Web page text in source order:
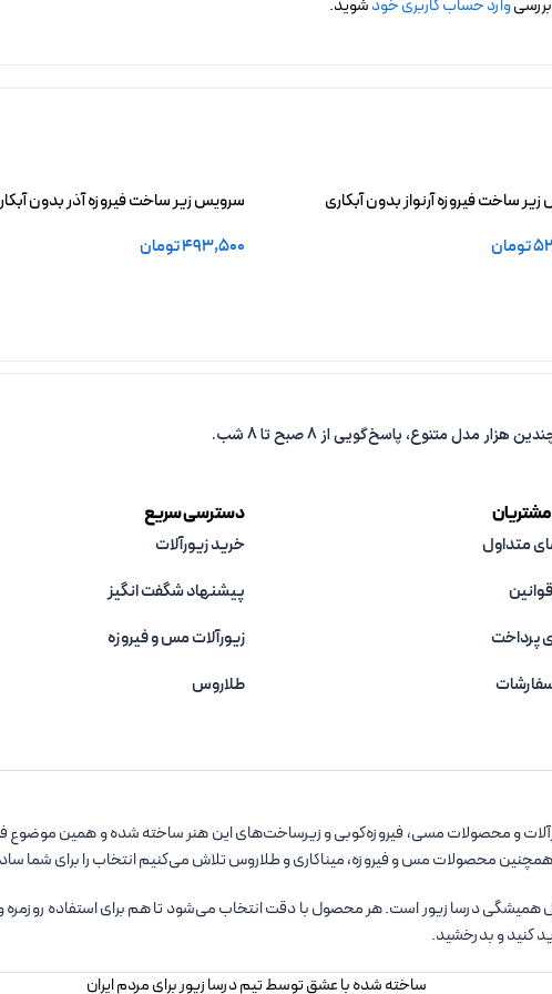
وارد حساب کاربری خودشوید.
ساخت فیروزه آرنواز بدون آبکاری
تومان
سرویس زیر ساخت فیروزه آذر بدون
493,500تومان
متداول
پرداخت
دسترسی سریع
خرید زیورآلات
پیشنهاد شگفت انگیز
زیورآلات مس و فیروزه‌
طلاروس
و محصولات مسی، فیروزه‌کوبی و زیرساخت‌های این هنر ساخته شده و همین موضوع
و همچنین محصولات مس و فیروزه، میناکاری و طلاروس تلاش می‌کنیم انتخاب را برای شما
درسا زیور است. هر محصول با دقت انتخاب می‌شود تا هم برای استفاده روزمره و
کنید و بدرخشید.
ساخته شده با عشق توسط تیم درسا زیور برای مردم ایران